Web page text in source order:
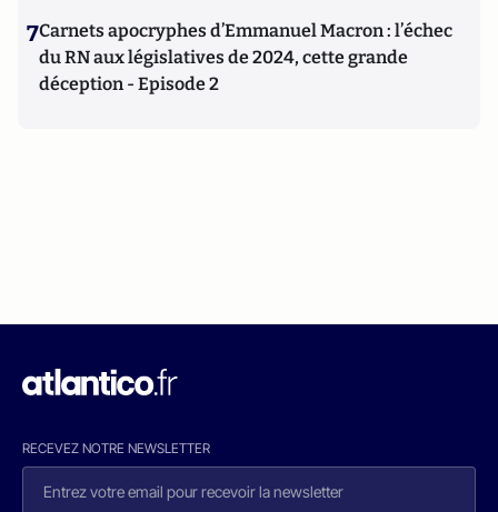
7Carnets apocryphes d’Emmanuel Macron : l’échec
du RN aux législatives de 2024, cette grande
déception - Episode 2
RECEVEZ NOTRE NEWSLETTER